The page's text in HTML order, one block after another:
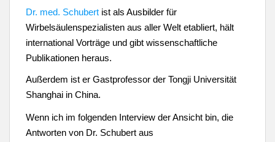
Dr. med. Schubert ist als Ausbilder für
Wirbelsäulenspezialisten aus aller Welt etabliert, hält
international Vorträge und gibt wissenschaftliche
Publikationen heraus.
Außerdem ist er Gastprofessor der Tongji Universität
Shanghai in China.
Wenn ich im folgenden Interview der Ansicht bin, die
Antworten von Dr. Schubert aus